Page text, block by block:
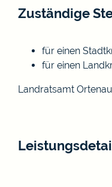
Zuständige
für einen
für einen
Landratsamt